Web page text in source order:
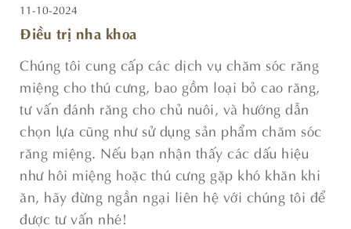
11-10-2024
Điều trị nha khoa
Chúng tôi cung cấp các dịch vụ chăm sóc răng
miệng cho thú cưng, bao gồm loại bỏ cao răng,
tư vấn đánh răng cho chủ nuôi, và hướng dẫn
chọn lựa cũng như sử dụng sản phẩm chăm sóc
răng miệng. Nếu bạn nhận thấy các dấu hiệu
như hôi miệng hoặc thú cưng gặp khó khăn khi
ăn, hãy đừng ngần ngại liên hệ với chúng tôi để
được tư vấn nhé!